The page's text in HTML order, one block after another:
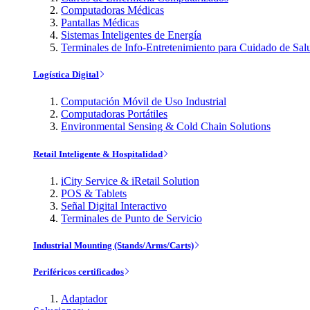
Computadoras Médicas
Pantallas Médicas
Sistemas Inteligentes de Energía
Terminales de Info-Entretenimiento para Cuidado de
Logística Digital
Computación Móvil de Uso Industrial
Computadoras Portátiles
Environmental Sensing & Cold Chain Solutions
Retail Inteligente & Hospitalidad
iCity Service & iRetail Solution
POS & Tablets
Señal Digital Interactivo
Terminales de Punto de Servicio
Industrial Mounting (Stands/Arms/Carts)
Periféricos certificados
Adaptador